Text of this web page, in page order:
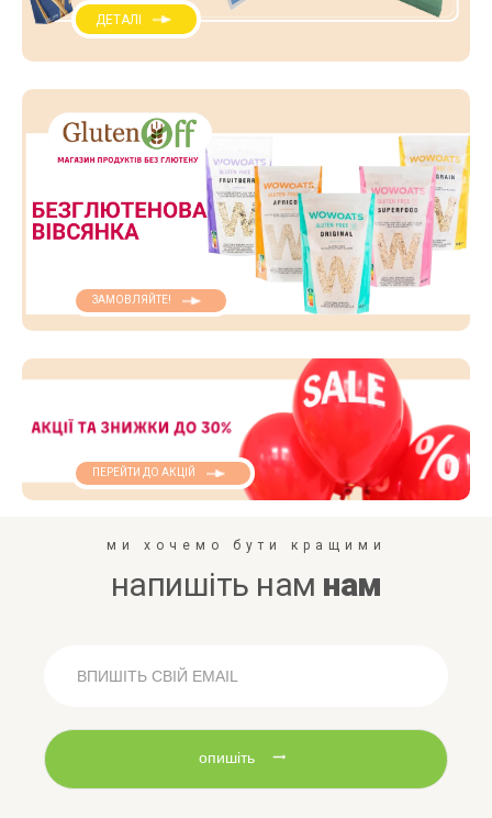
ДЕТАЛІ
ЗАМОВЛЯЙТЕ!
ПЕРЕЙТИ ДО АКЦІЙ
ми хочемо бути кращими
напишіть нам нам
опишіть